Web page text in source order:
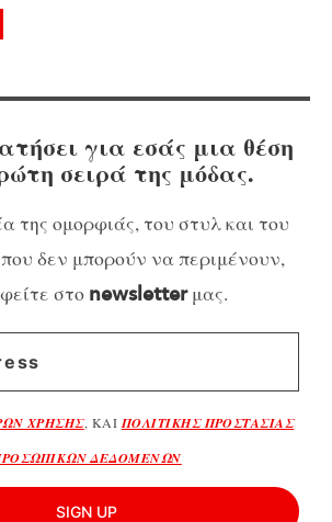
για εσάς μια θέση
σειρά της μόδας.
της ομορφιάς, του στυλ και του
δεν μπορούν να περιμένουν,
στο newsletterμας.
ΧΡΗΣΗΣ, ΚΑΙ ΠΟΛΙΤΙΚΗΣ ΠΡΟΣΤΑΣΙΑΣ
ΔΕΔΟΜΕΝΩΝ
SIGN UP